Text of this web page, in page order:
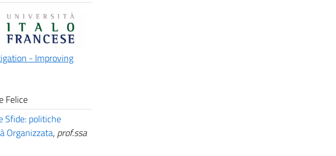
- Improving
Felice
Sfide: politiche
Organizzata, prof.ssa